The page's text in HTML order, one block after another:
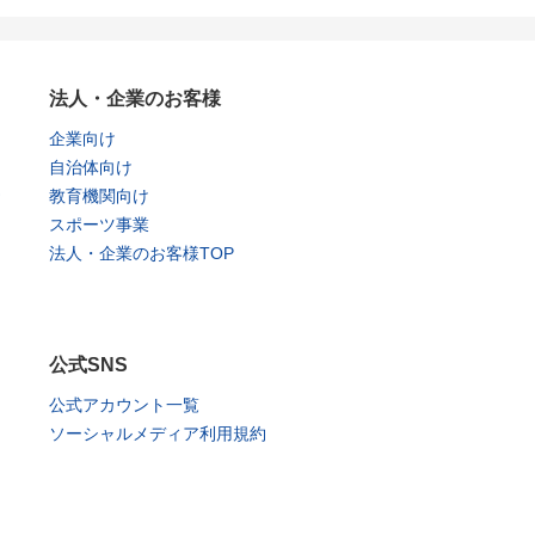
法人・企業のお客様
企業向け
自治体向け
教育機関向け
スポーツ事業
法人・企業のお客様TOP
公式SNS
公式アカウント一覧
ソーシャルメディア利用規約